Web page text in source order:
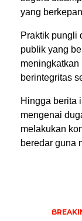
yang
Praktik pungli
publik yang
meningkatkan
berintegritas
Hingga berita
mengenai
melakukan
beredar guna